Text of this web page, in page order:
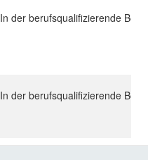
In der berufsqualifizierende
In der berufsqualifizierende